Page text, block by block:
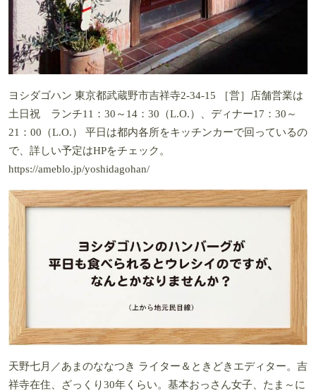
ヨシダゴハン 東京都武蔵野市吉祥寺2-34-15 ［営］店舗営業は
土日祝 ランチ11：30～14：30（L.O.）、ディナー17：30～
21：00（L.O.） 平日は都内各所をキッチンカーで回っているの
で、詳しい予定はHPをチェック。
https://ameblo.jp/yoshidagohan/
天野七月／あまのななつき ライター＆ときどきエディター。吉
祥寺在住、ざっくり30年くらい。基本おっさん女子、たま～に